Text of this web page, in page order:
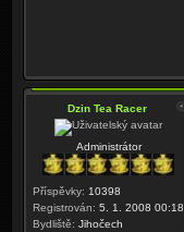
Dzin Tea Racer
Administrátor
Příspěvky: 10398
Registrován: 5. 1. 2008 00:18
Bydliště: Jihočech